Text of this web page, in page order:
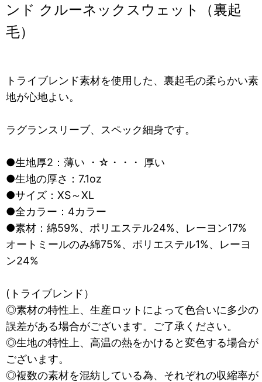
ンド クルーネックスウェット（裏起
毛）
トライブレンド素材を使用した、裏起毛の柔らかい素
地が心地よい。
ラグランスリーブ、スペック細身です。
●生地厚2：薄い ・☆・・・ 厚い
●生地の厚さ：7.1oz
●サイズ：XS～XL
●全カラー：4カラー
●素材：綿59%、ポリエステル24%、レーヨン17%
オートミールのみ綿75%、ポリエステル1%、レーヨ
ン24%
(トライブレンド）
◎素材の特性上、生産ロットによって色合いに多少の
誤差がある場合がございます。ご了承ください。
◎生地の特性上、高温の熱をかけると変色する場合が
ございます。
◎複数の素材を混紡している為、それぞれの収縮率が